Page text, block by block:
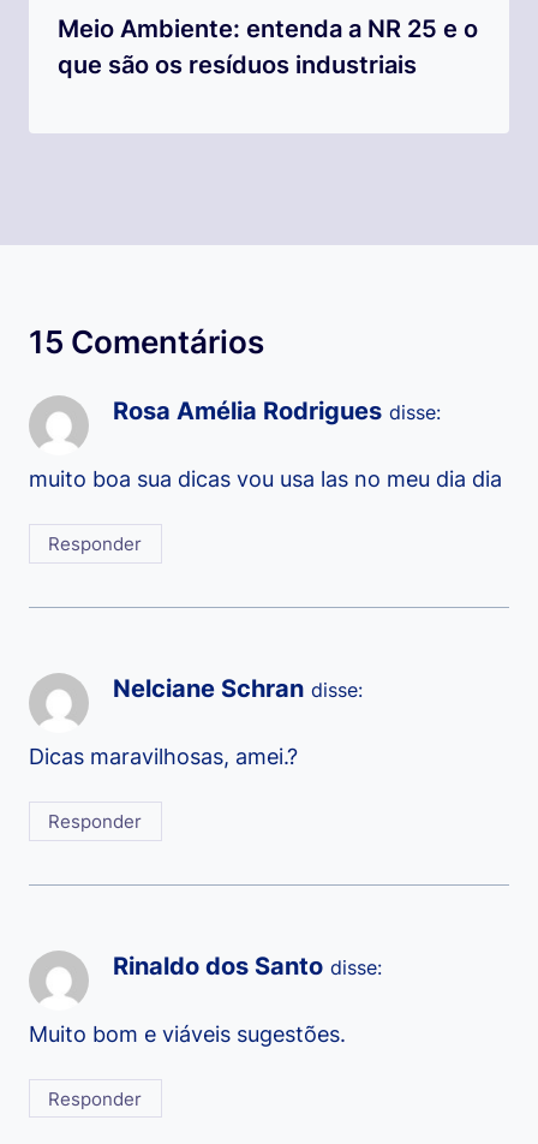
Meio Ambiente: entenda a NR 25 e o
que são os resíduos industriais
15 Comentários
Rosa Amélia Rodrigues disse:
muito boa sua dicas vou usa las no meu dia dia
Responder
Nelciane Schran disse:
Dicas maravilhosas, amei.?
Responder
Rinaldo dos Santo disse:
Muito bom e viáveis sugestões.
Responder